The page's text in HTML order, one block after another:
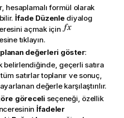
hesaplamalı formül olarak
İfade Düzenle diyalog
açmak için
tıklayın.
değerleri göster:
belirlendiğinde, geçerli satıra
satırlar toplanır ve sonuç,
değerle karşılaştırılır.
göreceliseçeneği, özellik
İfadeler